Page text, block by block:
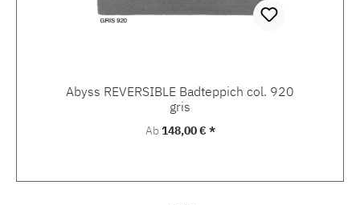
Abyss REVERSIBLE Badteppich col. 920
gris
Regulärer Preis:
Ab148,00 € *